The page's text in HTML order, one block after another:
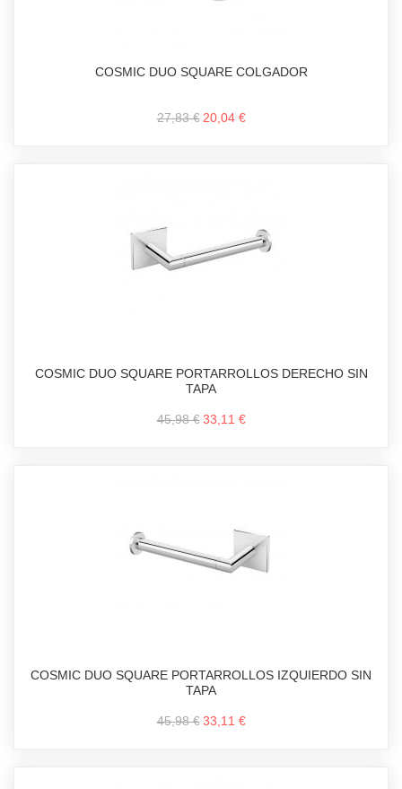
COSMIC DUO SQUARE COLGADOR
27,83 € 20,04 €
COSMIC DUO SQUARE PORTARROLLOS DERECHO SIN
TAPA
45,98 € 33,11 €
COSMIC DUO SQUARE PORTARROLLOS IZQUIERDO SIN
TAPA
45,98 € 33,11 €